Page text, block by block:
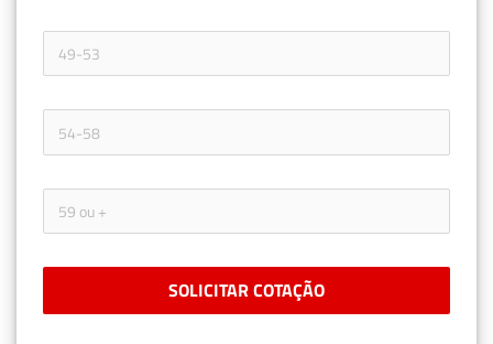
SOLICITAR COTAÇÃO